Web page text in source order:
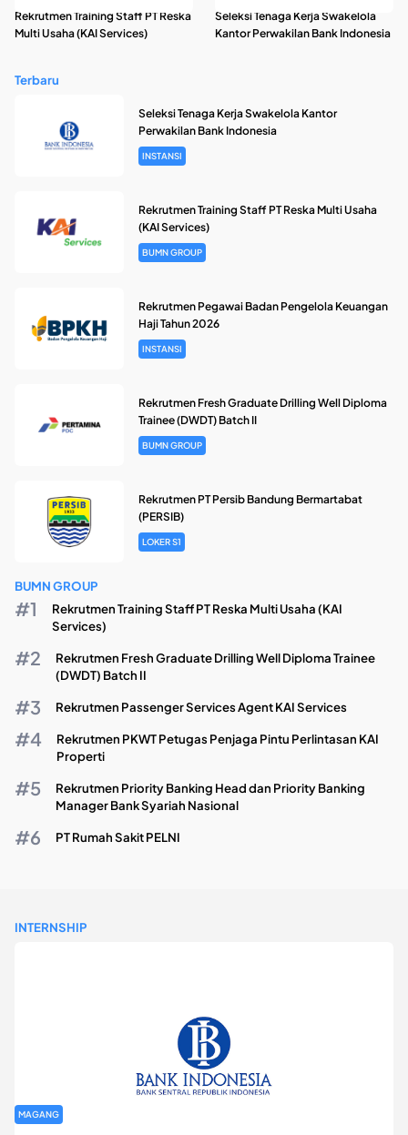
Rekrutmen Training Staff PT Reska
Multi Usaha (KAI Services)
Seleksi Tenaga Kerja Swakelola
Kantor Perwakilan Bank Indonesia
Terbaru
Seleksi Tenaga Kerja Swakelola Kantor
Perwakilan Bank Indonesia
INSTANSI
Rekrutmen Training Staff PT Reska Multi Usaha
(KAI Services)
BUMN GROUP
Rekrutmen Pegawai Badan Pengelola Keuangan
Haji Tahun 2026
INSTANSI
Rekrutmen Fresh Graduate Drilling Well Diploma
Trainee (DWDT) Batch II
BUMN GROUP
Rekrutmen PT Persib Bandung Bermartabat
(PERSIB)
LOKER S1
BUMN GROUP
Rekrutmen Training Staff PT Reska Multi Usaha (KAI
Services)
Rekrutmen Fresh Graduate Drilling Well Diploma Trainee
(DWDT) Batch II
Rekrutmen Passenger Services Agent KAI Services
Rekrutmen PKWT Petugas Penjaga Pintu Perlintasan KAI
Properti
Rekrutmen Priority Banking Head dan Priority Banking
Manager Bank Syariah Nasional
PT Rumah Sakit PELNI
INTERNSHIP
MAGANG